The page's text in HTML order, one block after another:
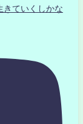
きていくしかな